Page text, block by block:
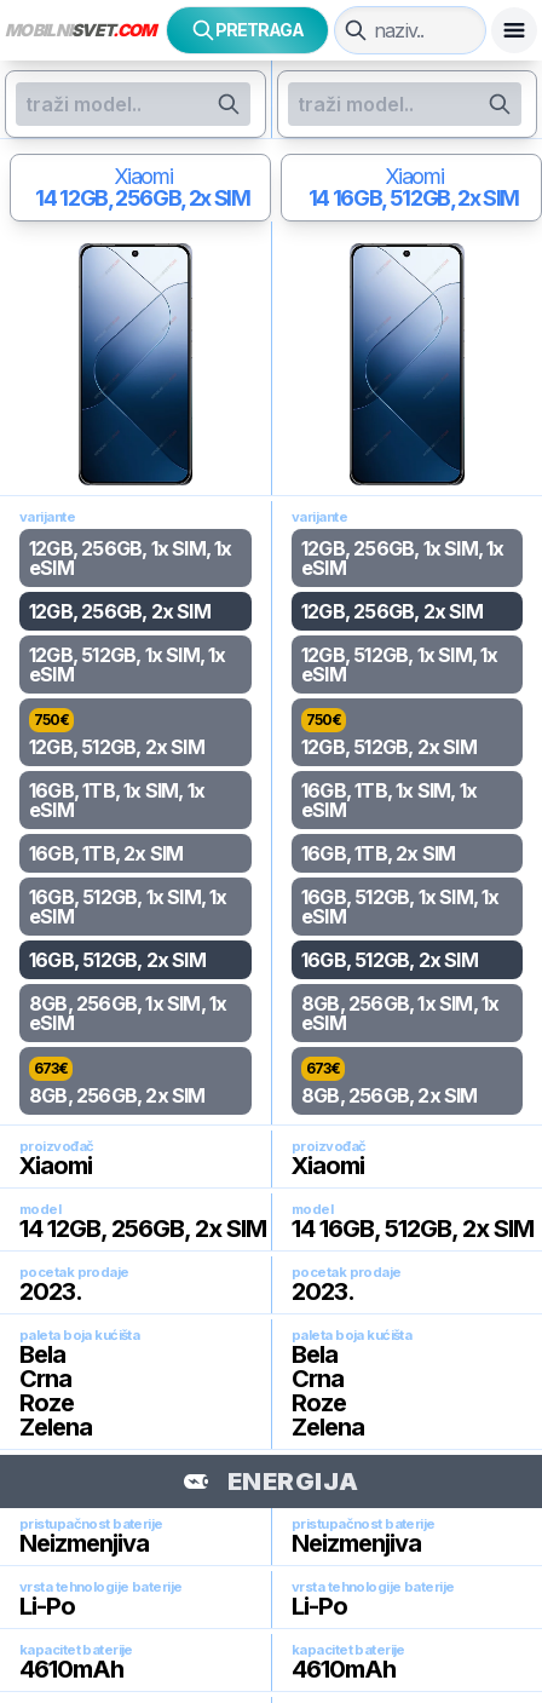
MOBILNISVET.COM PRETRAGA
Xiaomi
1412GB, 256GB, 2x SIM
Xiaomi
1416GB, 512GB, 2x SIM
varijante
12GB, 256GB, 1x SIM, 1x
eSIM
12GB, 256GB, 2x SIM
12GB, 512GB, 1x SIM, 1x
eSIM
750€
12GB, 512GB, 2x SIM
16GB, 1TB, 1x SIM, 1x
eSIM
16GB, 1TB, 2x SIM
16GB, 512GB, 1x SIM, 1x
eSIM
16GB, 512GB, 2x SIM
8GB, 256GB, 1x SIM, 1x
eSIM
673€
8GB, 256GB, 2x SIM
varijante
12GB, 256GB, 1x SIM, 1x
eSIM
12GB, 256GB, 2x SIM
12GB, 512GB, 1x SIM, 1x
eSIM
750€
12GB, 512GB, 2x SIM
16GB, 1TB, 1x SIM, 1x
eSIM
16GB, 1TB, 2x SIM
16GB, 512GB, 1x SIM, 1x
eSIM
16GB, 512GB, 2x SIM
8GB, 256GB, 1x SIM, 1x
eSIM
673€
8GB, 256GB, 2x SIM
proizvođač
Xiaomi
proizvođač
Xiaomi
model
14 12GB, 256GB, 2x SIM
model
14 16GB, 512GB, 2x SIM
pocetak prodaje
2023.
pocetak prodaje
2023.
paleta boja kućišta
Bela
Crna
Roze
Zelena
paleta boja kućišta
Bela
Crna
Roze
Zelena
ENERGIJA
pristupačnost baterije
Neizmenjiva
pristupačnost baterije
Neizmenjiva
vrsta tehnologije baterije
Li-Po
vrsta tehnologije baterije
Li-Po
kapacitet baterije
4610mAh
kapacitet baterije
4610mAh